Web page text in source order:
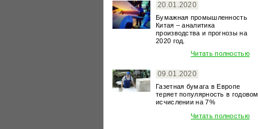
20.01.2020
Бумажная промышленность
Китая – аналитика
производства и прогнозы на
2020 год.
Читать полностью
09.01.2020
Газетная бумага в Европе
теряет популярность в годовом
исчислении на 7%
Читать полностью